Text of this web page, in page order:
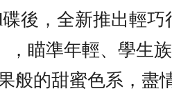
碟後，全新推出輕
，瞄準年輕、學生
般的甜蜜色系，盡